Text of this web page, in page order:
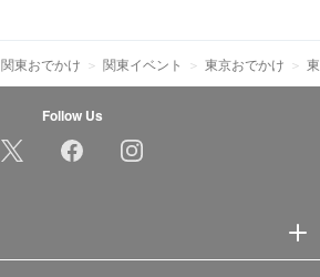
関東おでかけ 関東イベント 東京おでかけ
Follow Us